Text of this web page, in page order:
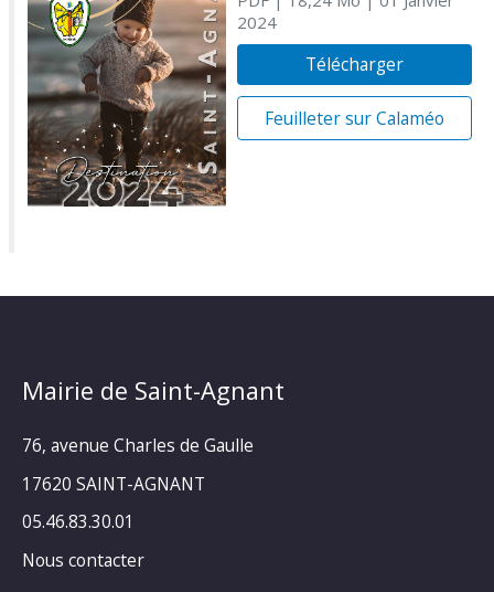
2024
Télécharger
Feuilleter sur Calaméo
Mairie de Saint-Agnant
76, avenue Charles de Gaulle
17620 SAINT-AGNANT
05.46.83.30.01
Nous contacter